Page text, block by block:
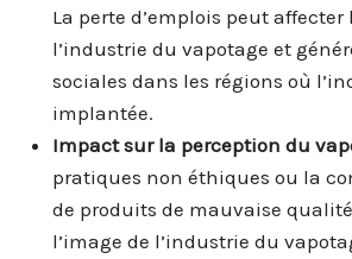
La perte d’emplois peut
l’industrie du vapotage et
sociales dans les régions où
implantée.
Impact sur la perception du
pratiques non éthiques ou la
de produits de mauvaise
l’image de l’industrie du